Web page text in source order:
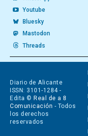
Youtube
Bluesky
Mastodon
Threads
Diario de Alicante
ISSN: 3101-1284 -
Edita © Real de a 8
Comunicación - Todos
los derechos
reservados